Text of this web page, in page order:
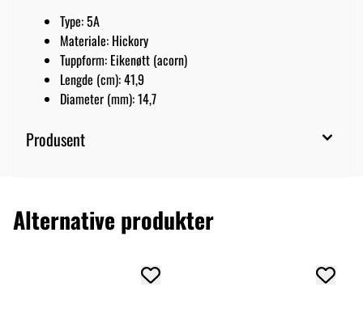
Type: 5A
Materiale: Hickory
Tuppform: Eikenøtt (acorn)
Lengde (cm): 41,9
Diameter (mm): 14,7
Produsent
Alternative produkter